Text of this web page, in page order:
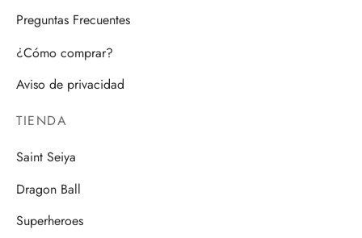
Preguntas Frecuentes
¿Cómo comprar?
Aviso de privacidad
TIENDA
Saint Seiya
Dragon Ball
Superheroes